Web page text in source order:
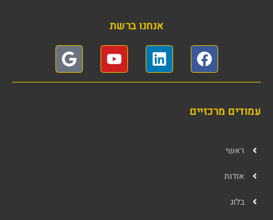
אנחנו ברשת
עמודים מרכזיים
ראשי
אודות
בלוג